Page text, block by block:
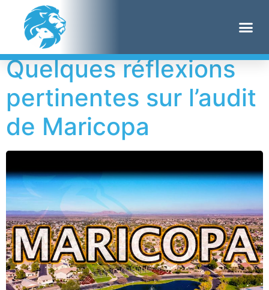
Étiquette :
Quelques réflexions
pertinentes sur l’audit
de Maricopa